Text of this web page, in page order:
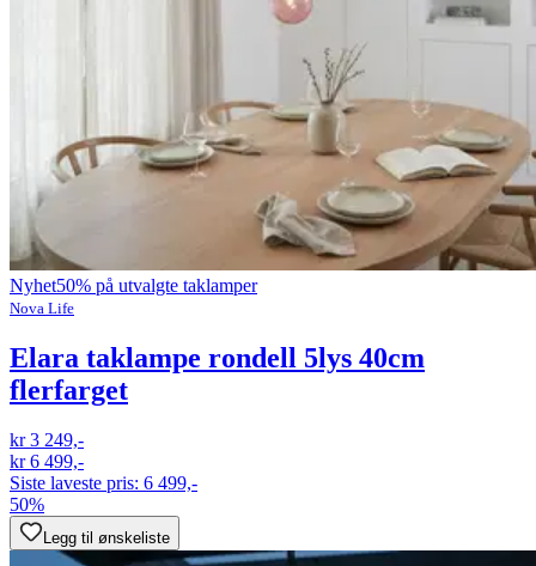
Nyhet50% på utvalgte taklamper
Nova Life
Elara taklampe rondell 5lys 40cm
flerfarget
kr 3 249,-
kr 6 499,-
Siste laveste pris: 6 499,-
50%
Legg til ønskeliste